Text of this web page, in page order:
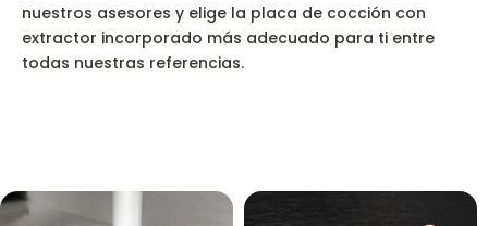
nuestros asesores y elige la placa de cocción con
extractor incorporado más adecuado para ti entre
todas nuestras referencias.